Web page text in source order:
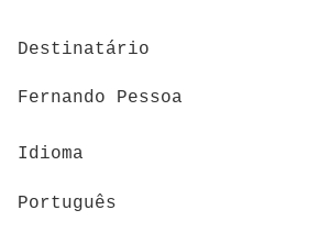
Destinatário
Fernando Pessoa
Idioma
Português